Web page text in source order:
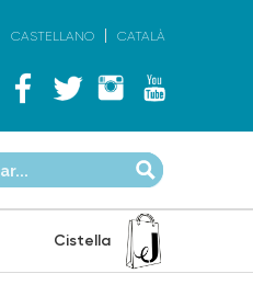
CASTELLANO CATALÀ
Cistella